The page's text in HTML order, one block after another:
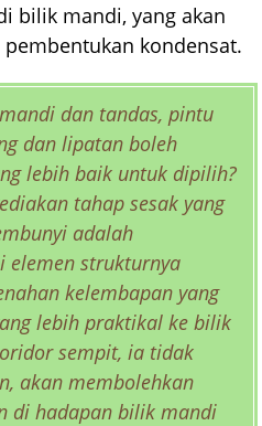
bilik mandi, yang akan
kondensat.
dan tandas, pintu
dan lipatan boleh
lebih baik untuk dipilih?
tahap sesak yang
adalah
elemen strukturnya
kelembapan yang
lebih praktikal ke bilik
sempit, ia tidak
akan membolehkan
di hadapan bilik mandi